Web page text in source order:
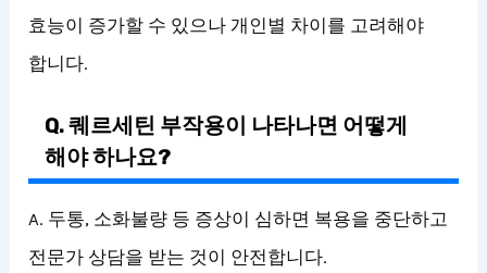
효능이 증가할 수 있으나 개인별 차이를 고려해야
합니다.
Q. 퀘르세틴 부작용이 나타나면 어떻게
해야 하나요?
A. 두통, 소화불량 등 증상이 심하면 복용을 중단하고
전문가 상담을 받는 것이 안전합니다.